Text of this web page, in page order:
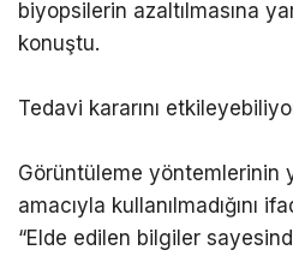
biyopsilerin azaltılmasına
konuştu.
Tedavi kararını
Görüntüleme yöntemlerinin
amacıyla kullanılmadığını
“Elde edilen bilgiler